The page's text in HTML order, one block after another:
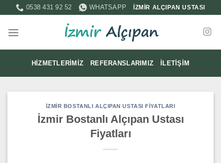
İçeriğe
0538 431 92 52 WHATSAPP İZMİR ALÇIPAN USTASI
HIZMETLERIMIZ REFERANSLARIMIZ İLETIŞIM
İZMIR BOSTANLI ALÇIPAN USTASI FIYATLARI
İzmir Bostanlı Alçıpan Ustası
Fiyatları